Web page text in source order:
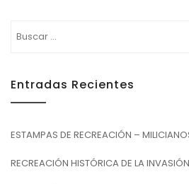
Buscar:
Entradas Recientes
ESTAMPAS DE RECREACIÓN –
RECREACIÓN HISTÓRICA DE LA